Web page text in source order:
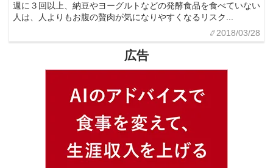
週に３回以上、納豆やヨーグルトなどの発酵食品を食べていない
人は、人よりもお腹の贅肉が気になりやすくなるリスク...
2018/03/28
広告